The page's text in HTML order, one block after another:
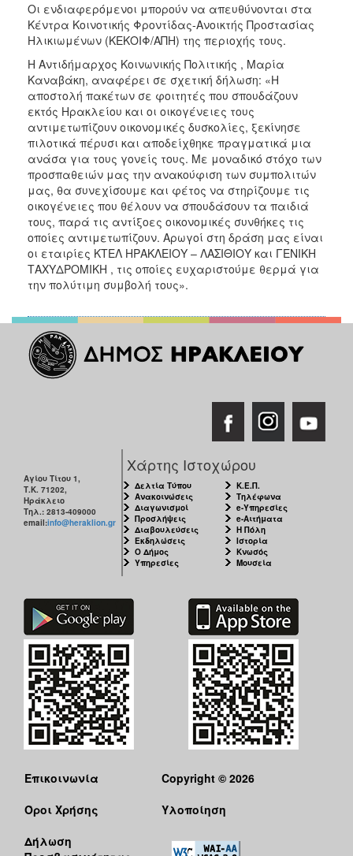
Οι ενδιαφερόμενοι μπορούν να απευθύνονται στα
Κέντρα Κοινοτικής Φροντίδας-Ανοικτής Προστασίας
Ηλικιωμένων (ΚΕΚΟΙΦ/ΑΠΗ) της περιοχής τους.
Η Αντιδήμαρχος Κοινωνικής Πολιτικής , Μαρία
Καναβάκη, αναφέρει σε σχετική δήλωση: «Η
αποστολή πακέτων σε φοιτητές που σπουδάζουν
εκτός Ηρακλείου και οι οικογένειες τους
αντιμετωπίζουν οικονομικές δυσκολίες, ξεκίνησε
πιλοτικά πέρυσι και αποδείχθηκε πραγματικά μια
ανάσα για τους γονείς τους. Με μοναδικό στόχο των
προσπαθειών μας την ανακούφιση των συμπολιτών
μας, θα συνεχίσουμε και φέτος να στηρίζουμε τις
οικογένειες που θέλουν να σπουδάσουν τα παιδιά
τους, παρά τις αντίξοες οικονομικές συνθήκες τις
οποίες αντιμετωπίζουν. Αρωγοί στη δράση μας είναι
οι εταιρίες ΚΤΕΛ ΗΡΑΚΛΕΙΟΥ – ΛΑΣΙΘΙΟΥ και ΓΕΝΙΚΗ
ΤΑΧΥΔΡΟΜΙΚΗ , τις οποίες ευχαριστούμε θερμά για
την πολύτιμη συμβολή τους».
Αγίου Τίτου 1,
Τ.Κ. 71202,
Ηράκλειο
Τηλ.: 2813-409000
email:info@heraklion.gr
Χάρτης Ιστοχώρου
Δελτία Τύπου
Ανακοινώσεις
Διαγωνισμοί
Προσλήψεις
Διαβουλεύσεις
Εκδηλώσεις
Ο Δήμος
Υπηρεσίες
Κ.Ε.Π.
Τηλέφωνα
e-Υπηρεσίες
e-Αιτήματα
Η Πόλη
Ιστορία
Κνωσός
Μουσεία
Επικοινωνία
Όροι Χρήσης
Δήλωση
Copyright © 2026
Υλοποίηση